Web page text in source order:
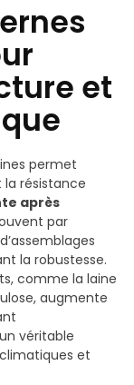
et
permet
la résistance
après
par
la robustesse.
comme la laine
augmente
véritable
et